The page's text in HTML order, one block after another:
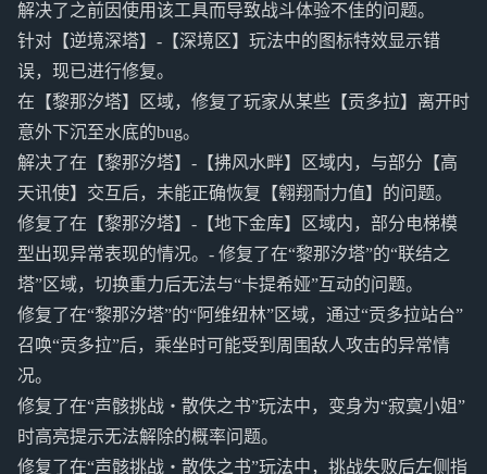
解决了之前因使用该工具而导致战斗体验不佳的问题。
针对【逆境深塔】-【深境区】玩法中的图标特效显示错
误，现已进行修复。
在【黎那汐塔】区域，修复了玩家从某些【贡多拉】离开时
意外下沉至水底的bug。
解决了在【黎那汐塔】-【拂风水畔】区域内，与部分【高
天讯使】交互后，未能正确恢复【翱翔耐力值】的问题。
修复了在【黎那汐塔】-【地下金库】区域内，部分电梯模
型出现异常表现的情况。- 修复了在“黎那汐塔”的“联结之
塔”区域，切换重力后无法与“卡提希娅”互动的问题。
修复了在“黎那汐塔”的“阿维纽林”区域，通过“贡多拉站台”
召唤“贡多拉”后，乘坐时可能受到周围敌人攻击的异常情
况。
修复了在“声骸挑战・散佚之书”玩法中，变身为“寂寞小姐”
时高亮提示无法解除的概率问题。
修复了在“声骸挑战・散佚之书”玩法中，挑战失败后左侧指